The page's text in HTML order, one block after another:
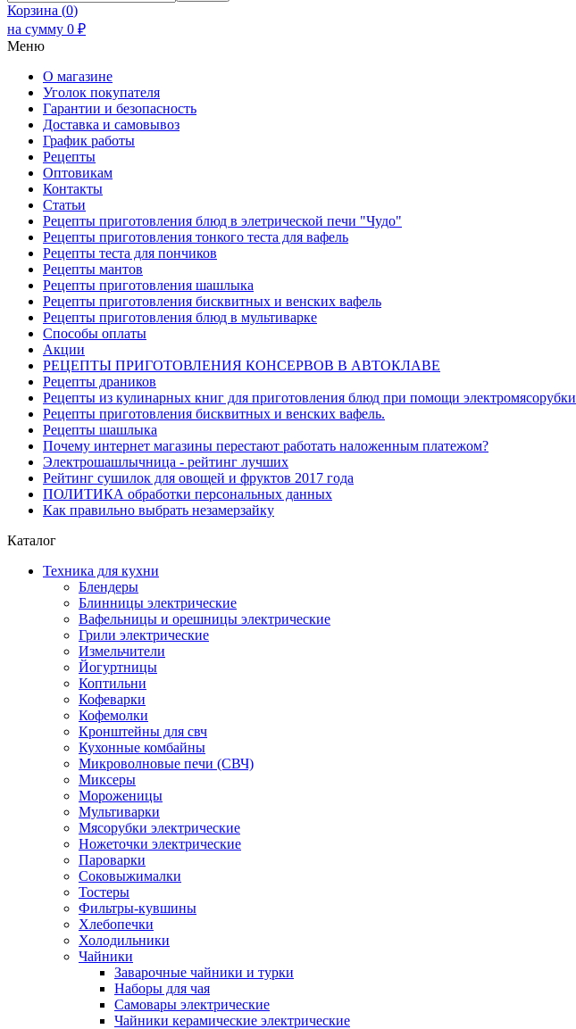
Корзина (0)
на сумму 0 ₽
Меню
О магазине
Уголок покупателя
Гарантии и безопасность
Доставка и самовывоз
График работы
Рецепты
Оптовикам
Контакты
Статьи
Рецепты приготовления блюд в элетрической печи "Чудо"
Рецепты приготовления тонкого теста для вафель
Рецепты теста для пончиков
Рецепты мантов
Рецепты приготовления шашлыка
Рецепты приготовления бисквитных и венских вафель
Рецепты приготовления блюд в мультиварке
Способы оплаты
Акции
РЕЦЕПТЫ ПРИГОТОВЛЕНИЯ КОНСЕРВОВ В АВТОКЛАВЕ
Рецепты драников
Рецепты из кулинарных книг для приготовления блюд при помощи электромясорубки
Рецепты приготовления бисквитных и венских вафель.
Рецепты шашлыка
Почему интернет магазины перестают работать наложенным платежом?
Электрошашлычница - рейтинг лучших
Рейтинг сушилок для овощей и фруктов 2017 года
ПОЛИТИКА обработки персональных данных
Как правильно выбрать незамерзайку
Каталог
Техника для кухни
Блендеры
Блинницы электрические
Вафельницы и орешницы электрические
Грили электрические
Измельчители
Йогуртницы
Коптильни
Кофеварки
Кофемолки
Кронштейны для свч
Кухонные комбайны
Микроволновые печи (СВЧ)
Миксеры
Мороженицы
Мультиварки
Мясорубки электрические
Ножеточки электрические
Пароварки
Соковыжималки
Тостеры
Фильтры-кувшины
Хлебопечки
Холодильники
Чайники
Заварочные чайники и турки
Наборы для чая
Самовары электрические
Чайники керамические электрические